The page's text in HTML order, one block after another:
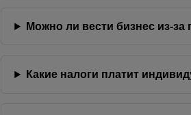
Можно ли вести бизнес из-
Какие налоги платит